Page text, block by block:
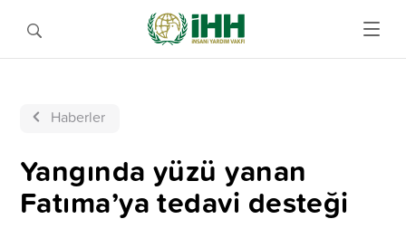
Haberler
Yangında yüzü yanan
Fatıma’ya tedavi desteği